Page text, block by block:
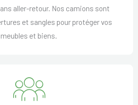
aller-retour. Nos camions sont
et sangles pour protéger vos
meubles et biens.